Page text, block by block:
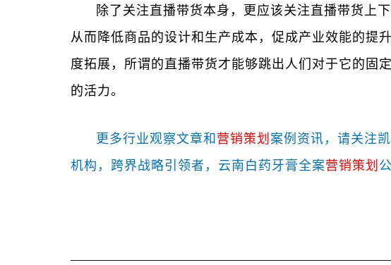
除了关注直播带货本身，更应该关注直播带货上
从而降低商品的设计和生产成本，促成产业效能的提
度拓展，所谓的直播带货才能够跳出人们对于它的固
的活力。
更多行业观察文章和营销策划 案例资讯，请关注
机构，跨界战略引领者，云南白药牙膏全案营销策划